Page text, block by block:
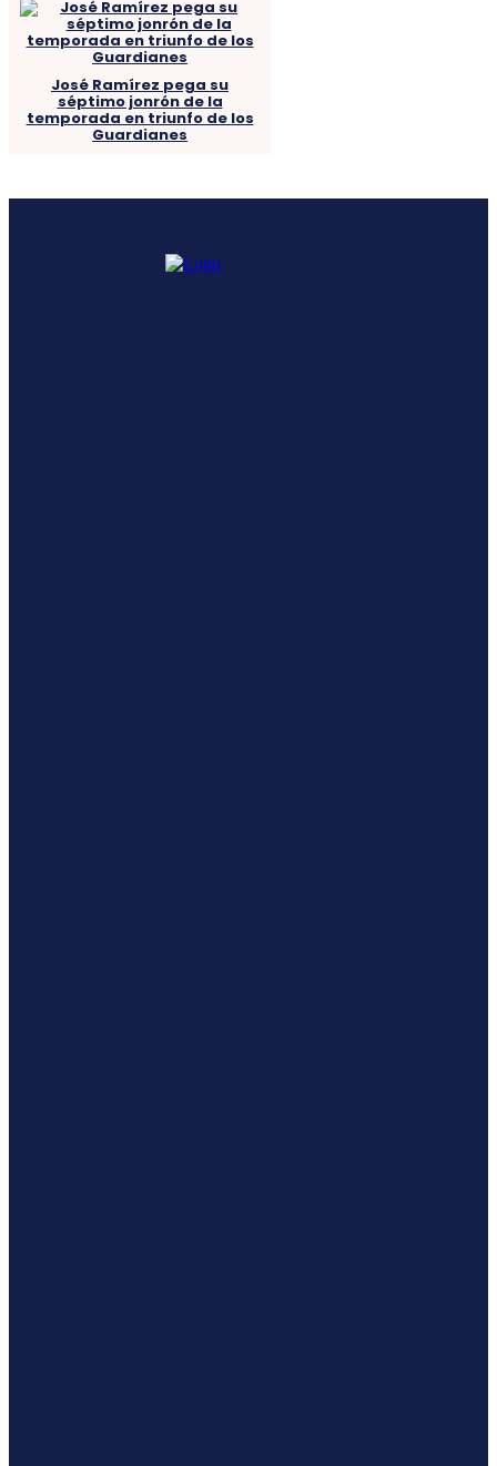
José Ramírez pega su
séptimo jonrón de la
temporada en triunfo de los
Guardianes